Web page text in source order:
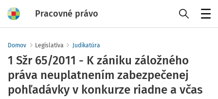
Pracovné právo
Domov Legislatíva Judikatúra
1 Sžr 65/2011 - K zániku záložného
práva neuplatnením zabezpečenej
pohľadávky v konkurze riadne a včas